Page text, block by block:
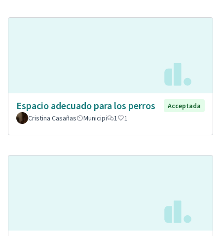
Espacio adecuado para los perros
Acceptada
Cristina Casañas
Municipi 1 1